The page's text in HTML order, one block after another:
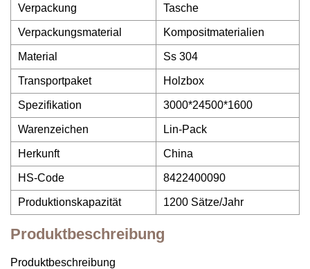
Verpackung Tasche
Verpackungsmaterial Kompositmaterialien
Material Ss 304
Transportpaket Holzbox
Spezifikation 3000*24500*1600
Warenzeichen Lin-Pack
Herkunft China
HS-Code 8422400090
Produktionskapazität 1200 Sätze/Jahr
Produktbeschreibung
Produktbeschreibung